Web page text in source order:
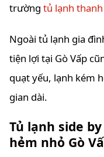
trường tủ lạnh thanh
Ngoài tủ lạnh gia
tiện lợi tại Gò Vấp
quạt yếu, lạnh kém
gian dài.
Tủ lạnh side
hẻm nhỏ Gò